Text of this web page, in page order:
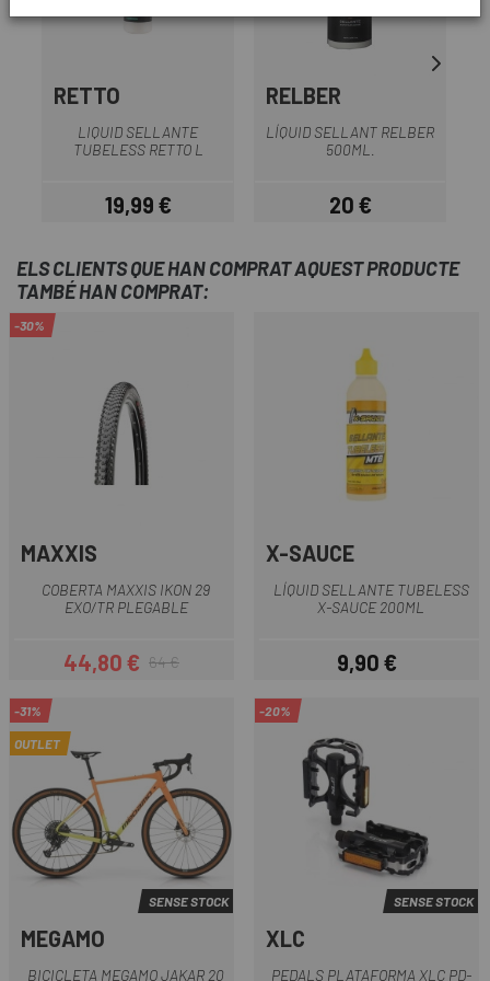
RETTO
LIQUID SELLANTE
TUBELESS RETTO L
Preu
19,99 €
RELBER
LÍQUID SELLANT RELBER
500ML.
Preu
20 €
ELS CLIENTS QUE HAN COMPRAT AQUEST PRODUCTE
TAMBÉ HAN COMPRAT:
-30%
MAXXIS
COBERTA MAXXIS IKON 29
EXO/TR PLEGABLE
Preu
44,80 €Preu regular
64 €
X-SAUCE
LÍQUID SELLANTE TUBELESS
X-SAUCE 200ML
Preu
9,90 €
-31%
OUTLET
SENSE STOCK
MEGAMO
BICICLETA MEGAMO JAKAR 20
-20%
SENSE STOCK
XLC
PEDALS PLATAFORMA XLC PD-